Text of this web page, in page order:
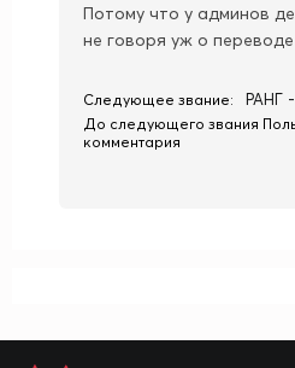
Потому что у админов
не говоря уж о переводе
Следующее звание: РАНГ
До следующего звания
комментария